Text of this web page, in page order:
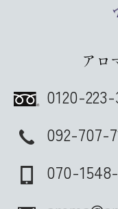
アロ
0120-223-
092-707-
070-